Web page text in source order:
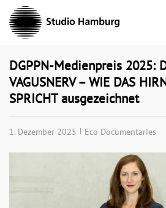
Skip
content
DGPPN-Medienpreis 2025:
VAGUSNERV – WIE DAS
SPRICHT ausgezeichnet
1. Dezember 2025 Eco Documentaries